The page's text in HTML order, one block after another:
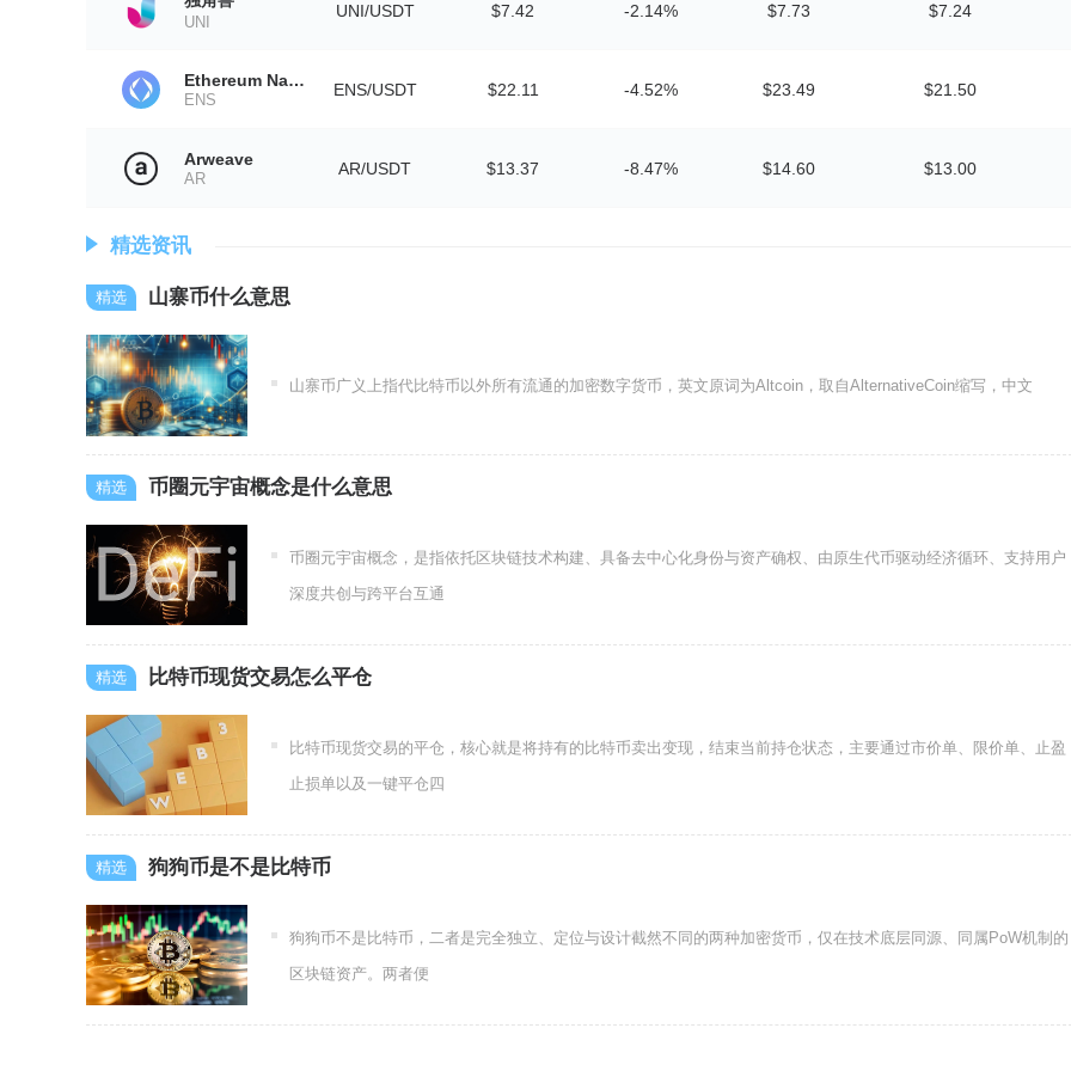
UNI
UNI/USDT $7.42 -2.14% $7.73 $7.24
Ethereum Name Service (Wormhole)
ENS
ENS/USDT $22.11 -4.52% $23.49 $21.50
Arweave
AR
AR/USDT $13.37 -8.47% $14.60 $13.00
精选资讯
山寨币什么意思
山寨币广义上指代比特币以外所有流通的加密数字货币，英文原词为Altcoin，取自AlternativeCoin缩写，中文
币圈元宇宙概念是什么意思
币圈元宇宙概念，是指依托区块链技术构建、具备去中心化身份与资产确权、由原生代币驱动经济循环、支持用户
深度共创与跨平台互通
比特币现货交易怎么平仓
比特币现货交易的平仓，核心就是将持有的比特币卖出变现，结束当前持仓状态，主要通过市价单、限价单、止盈
止损单以及一键平仓四
狗狗币是不是比特币
狗狗币不是比特币，二者是完全独立、定位与设计截然不同的两种加密货币，仅在技术底层同源、同属PoW机制的
区块链资产。两者便